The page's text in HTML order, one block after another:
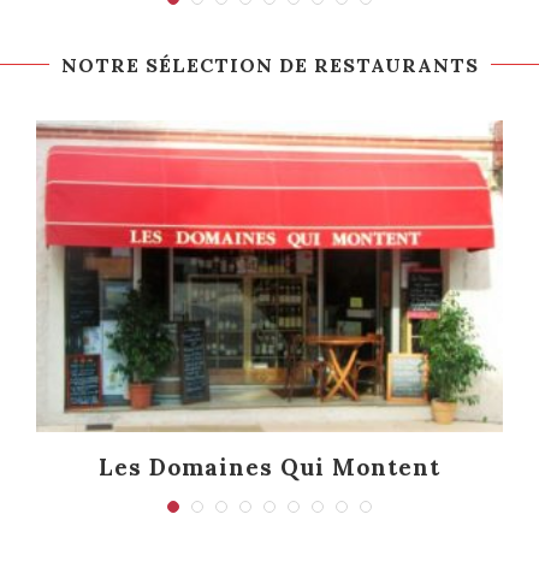
NOTRE SÉLECTION DE RESTAURANTS
Les Domaines Qui Montent